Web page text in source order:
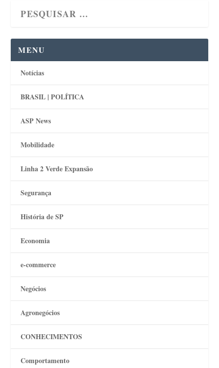
MENU
Notícias
BRASIL | POLÍTICA
ASP News
Mobilidade
Linha 2 Verde Expansão
Segurança
História de SP
Economia
e-commerce
Negócios
Agronegócios
CONHECIMENTOS
Comportamento